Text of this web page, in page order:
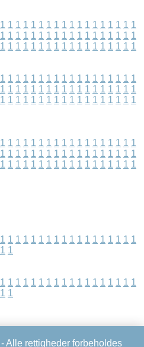
1 1 1 1 1 1 1 1 1 1 1 1 1 1 1 1 1 1
1 1 1 1 1 1 1 1 1 1 1 1 1 1 1 1 1 1
1 1 1 1 1 1 1 1 1 1 1 1 1 1 1 1 1 1
1 1 1 1 1 1 1 1 1 1 1 1 1 1 1 1 1 1
1 1 1 1 1 1 1 1 1 1 1 1 1 1 1 1 1 1
1 1 1 1 1 1 1 1 1 1 1 1 1 1 1 1 1 1
1 1 1 1 1 1 1 1 1 1 1 1 1 1 1 1 1 1
1 1 1 1 1 1 1 1 1 1 1 1 1 1 1 1 1 1
1 1 1 1 1 1 1 1 1 1 1 1 1 1 1 1 1 1
1 1 1 1 1 1 1 1 1 1 1 1 1 1 1 1 1 1
1 1
1 1 1 1 1 1 1 1 1 1 1 1 1 1 1 1 1 1
1 1
- Alle rettigheder forbeholdes